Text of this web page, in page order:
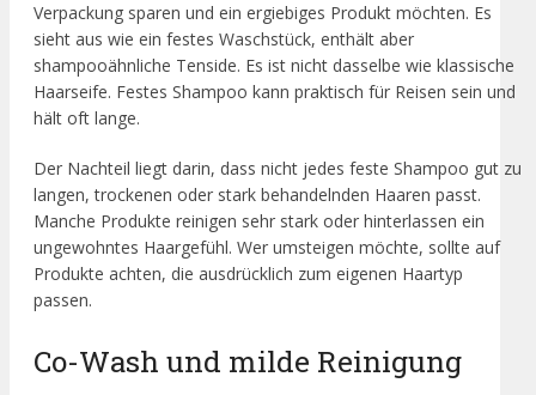
Verpackung sparen und ein ergiebiges Produkt möchten. Es
sieht aus wie ein festes Waschstück, enthält aber
shampooähnliche Tenside. Es ist nicht dasselbe wie klassische
Haarseife. Festes Shampoo kann praktisch für Reisen sein und
hält oft lange.
Der Nachteil liegt darin, dass nicht jedes feste Shampoo gut zu
langen, trockenen oder stark behandelnden Haaren passt.
Manche Produkte reinigen sehr stark oder hinterlassen ein
ungewohntes Haargefühl. Wer umsteigen möchte, sollte auf
Produkte achten, die ausdrücklich zum eigenen Haartyp
passen.
Co-Wash und milde Reinigung